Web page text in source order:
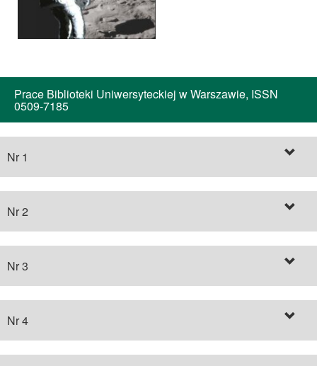
Prace Biblioteki Uniwersyteckiej w Warszawie, ISSN
0509-7185
Nr 1
Nr 2
Nr 3
Nr 4